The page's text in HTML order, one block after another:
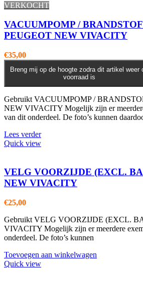
VERKOCHT
VACUUMPOMP /
PEUGEOT NEW VIVACITY
€35,00
Breng mij op de hoogte zodra dit artikel weer
voorraad is
Gebruikt VACUUMPOMP /
NEW VIVACITY Mogelijk zijn er
van dit onderdeel. De foto’s kunnen
Lees verder
Quick view
VELG VOORZIJDE (EXCL.
NEW VIVACITY
€25,00
Gebruikt VELG VOORZIJDE (EXCL.
VIVACITY Mogelijk zijn er meerdere
onderdeel. De foto’s kunnen
Toevoegen aan winkelwagen
Quick view